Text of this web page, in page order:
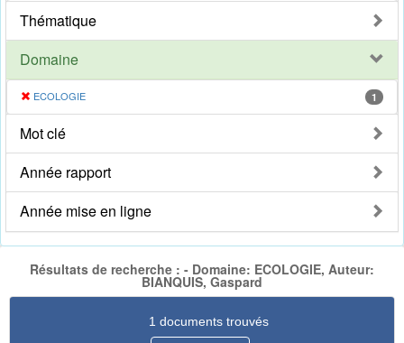
Thématique
Domaine
ECOLOGIE 1
Mot clé
Année rapport
Année mise en ligne
Résultats de recherche : - Domaine: ECOLOGIE, Auteur:
BIANQUIS, Gaspard
1 documents trouvés